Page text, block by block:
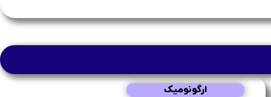
ارگونومیک